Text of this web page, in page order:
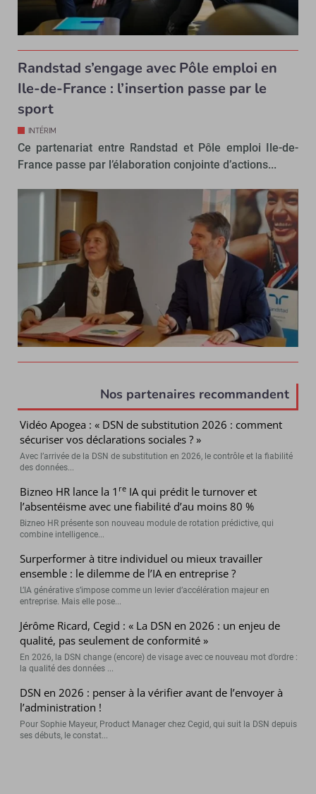
Randstad s’engage avec Pôle emploi en
Ile-de-France : l’insertion passe par le
sport
INTÉRIM
Ce partenariat entre Randstad et Pôle emploi Ile-de-
France passe par l’élaboration conjointe d’actions...
Nos partenaires recommandent
Vidéo Apogea : « DSN de substitution 2026 : comment
sécuriser vos déclarations sociales ? »
Avec l’arrivée de la DSN de substitution en 2026, le contrôle et la fiabilité
des données...
Bizneo HR lance la 1 re IA qui prédit le turnover et
l’absentéisme avec une fiabilité d’au moins 80 %
Bizneo HR présente son nouveau module de rotation prédictive, qui
combine intelligence...
Surperformer à titre individuel ou mieux travailler
ensemble : le dilemme de l’IA en entreprise ?
L’IA générative s’impose comme un levier d’accélération majeur en
entreprise. Mais elle pose...
Jérôme Ricard, Cegid : « La DSN en 2026 : un enjeu de
qualité, pas seulement de conformité »
En 2026, la DSN change (encore) de visage avec ce nouveau mot d’ordre :
la qualité des données ...
DSN en 2026 : penser à la vérifier avant de l’envoyer à
l’administration !
Pour Sophie Mayeur, Product Manager chez Cegid, qui suit la DSN depuis
ses débuts, le constat...